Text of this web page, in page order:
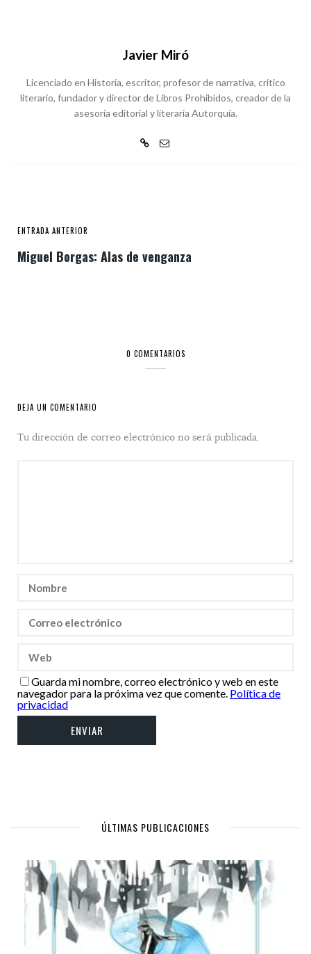
Javier Miró
Licenciado en Historia, escritor, profesor de narrativa, crítico
literario, fundador y director de Libros Prohibidos, creador de la
asesoría editorial y literaria Autorquía.
ENTRADA ANTERIOR
Miguel Borgas: Alas de venganza
0 COMENTARIOS
DEJA UN COMENTARIO
Tu dirección de correo electrónico no será publicada.
Guarda mi nombre, correo electrónico y web en este
navegador para la próxima vez que comente. Política de
privacidad
ÚLTIMAS PUBLICACIONES